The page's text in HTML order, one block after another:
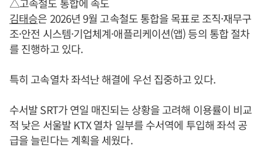
김태승은 2026년 9월 고속철도 통합을 목표로 조직·재무구
조·안전 시스템·기업체계·애플리케이션(앱) 등의 통합 절차
를 진행하고 있다.
특히 고속열차 좌석난 해결에 우선 집중하고 있다.
수서발 SRT가 연일 매진되는 상황을 고려해 이용률이 비교
적 낮은 서울발 KTX 열차 일부를 수서역에 투입해 좌석 공
급을 늘린다는 계획을 세웠다.